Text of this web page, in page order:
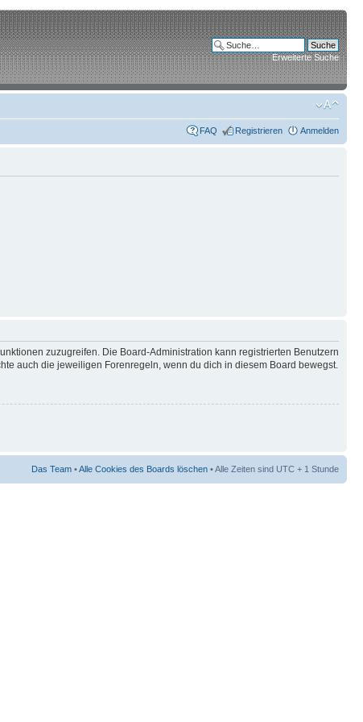
Erweiterte Suche
FAQ Registrieren Anmelden
zuzugreifen. Die Board-Administration kann registrierten Benutzern
auch die jeweiligen Forenregeln, wenn du dich in diesem Board bewegst.
Das Team •Alle Cookies des Boards löschen • Alle Zeiten sind UTC + 1 Stunde